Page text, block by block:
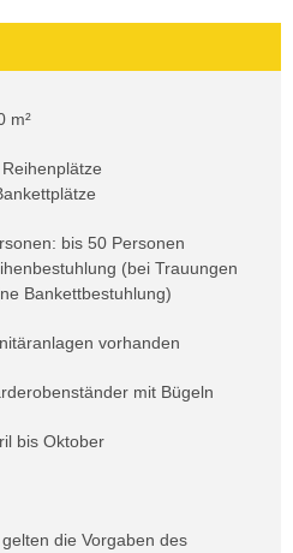
m²
bis 50 Personen
(bei Trauungen
Bankettbestuhlung)
vorhanden
mit Bügeln
bis Oktober
gelten die Vorgaben des